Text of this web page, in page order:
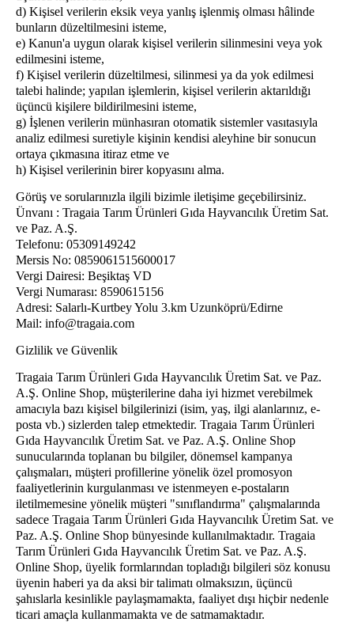
d) Kişisel verilerin eksik veya yanlış işlenmiş olması hâlinde
bunların düzeltilmesini isteme,
e) Kanun'a uygun olarak kişisel verilerin silinmesini veya yok
edilmesini isteme,
f) Kişisel verilerin düzeltilmesi, silinmesi ya da yok edilmesi
talebi halinde; yapılan işlemlerin, kişisel verilerin aktarıldığı
üçüncü kişilere bildirilmesini isteme,
g) İşlenen verilerin münhasıran otomatik sistemler vasıtasıyla
analiz edilmesi suretiyle kişinin kendisi aleyhine bir sonucun
ortaya çıkmasına itiraz etme ve
h) Kişisel verilerinin birer kopyasını alma.
Görüş ve sorularınızla ilgili bizimle iletişime geçebilirsiniz.
Ünvanı : Tragaia Tarım Ürünleri Gıda Hayvancılık Üretim Sat.
ve Paz. A.Ş.
Telefonu: 05309149242
Mersis No: 0859061515600017
Vergi Dairesi: Beşiktaş VD
Vergi Numarası: 8590615156
Adresi: Salarlı-KurtbeyYolu 3.km Uzunköprü/Edirne
Mail: info@tragaia.com
Gizlilik ve Güvenlik
Tragaia Tarım Ürünleri Gıda Hayvancılık Üretim Sat. ve Paz.
A.Ş. Online Shop, müşterilerine daha iyi hizmet verebilmek
amacıyla bazı kişisel bilgilerinizi (isim, yaş, ilgi alanlarınız, e-
posta vb.) sizlerden talep etmektedir. Tragaia Tarım Ürünleri
Gıda Hayvancılık Üretim Sat. ve Paz. A.Ş. Online Shop
sunucularında toplanan bu bilgiler, dönemsel kampanya
çalışmaları, müşteri profillerine yönelik özel promosyon
faaliyetlerinin kurgulanması ve istenmeyen e-postaların
iletilmemesine yönelik müşteri "sınıflandırma" çalışmalarında
sadece Tragaia Tarım Ürünleri Gıda Hayvancılık Üretim Sat. ve
Paz. A.Ş. Online Shop bünyesinde kullanılmaktadır. Tragaia
Tarım Ürünleri Gıda Hayvancılık Üretim Sat. ve Paz. A.Ş.
Online Shop, üyelik formlarından topladığı bilgileri söz konusu
üyenin haberi ya da aksi bir talimatı olmaksızın, üçüncü
şahıslarla kesinlikle paylaşmamakta, faaliyet dışı hiçbir nedenle
ticari amaçla kullanmamakta ve de satmamaktadır.